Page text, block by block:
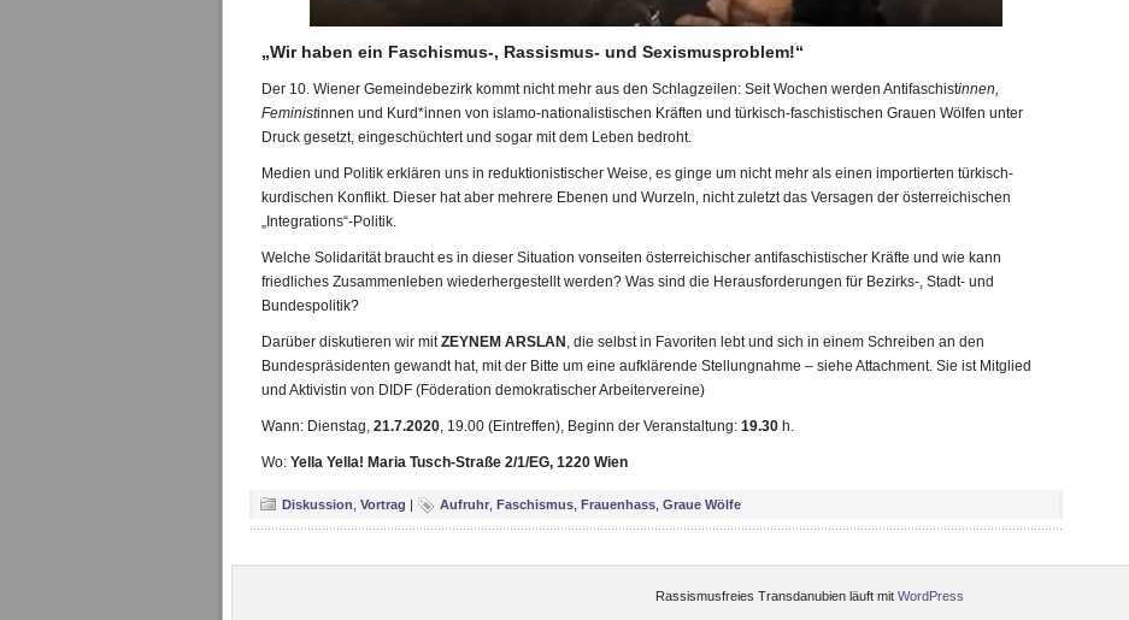
„Wir haben ein Faschismus-, Rassismus- und Sexismusproblem!“
Der 10. Wiener Gemeindebezirk kommt nicht mehr aus den Schlagzeilen: Seit Wochen werden Antifaschistinnen,
Feministinnen und Kurd*innen von islamo-nationalistischen Kräften und türkisch-faschistischen Grauen Wölfen unter
Druck gesetzt, eingeschüchtert und sogar mit dem Leben bedroht.
Medien und Politik erklären uns in reduktionistischer Weise, es ginge um nicht mehr als einen importierten türkisch-
kurdischen Konflikt. Dieser hat aber mehrere Ebenen und Wurzeln, nicht zuletzt das Versagen der österreichischen
„Integrations“-Politik.
Welche Solidarität braucht es in dieser Situation vonseiten österreichischer antifaschistischer Kräfte und wie kann
friedliches Zusammenleben wiederhergestellt werden? Was sind die Herausforderungen für Bezirks-, Stadt- und
Bundespolitik?
Darüber diskutieren wir mitZEYNEM ARSLAN , die selbst in Favoriten lebt und sich in einem Schreiben an den
Bundespräsidenten gewandt hat, mit der Bitte um eine aufklärende Stellungnahme – siehe Attachment. Sie ist Mitglied
und Aktivistin von DIDF (Föderation demokratischer Arbeitervereine)
Wann: Dienstag, 21.7.2020, 19.00 (Eintreffen), Beginn der Veranstaltung: 19.30 h.
Wo: Yella Yella! Maria Tusch-Straße 2/1/EG, 1220 Wien
Diskussion Vortrag Aufruhr Faschismus Frauenhass Graue Wölfe
Rassismusfreies Transdanubien läuft mit WordPress